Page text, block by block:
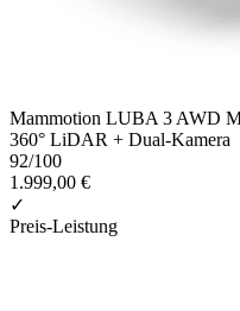
Mammotion LUBA 3 AWD
360° LiDAR + Dual-Kamera
92/100
1.999,00 €
✓
Preis-Leistung